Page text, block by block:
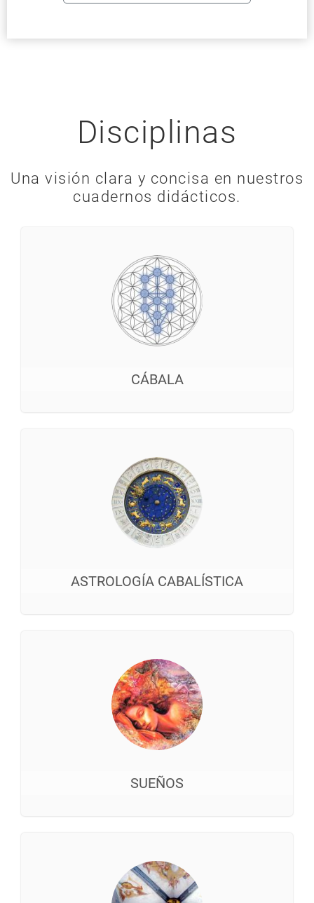
Disciplinas
Una visión clara y concisa en nuestros
cuadernos didácticos.
CÁBALA
ASTROLOGÍA CABALÍSTICA
SUEÑOS